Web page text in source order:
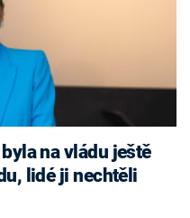
na vládu ještě
lidé ji nechtěli